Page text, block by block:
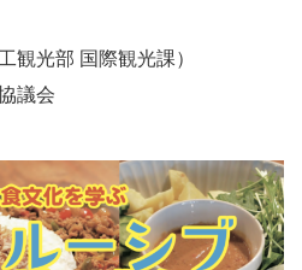
観光部 国際観光課）
議会